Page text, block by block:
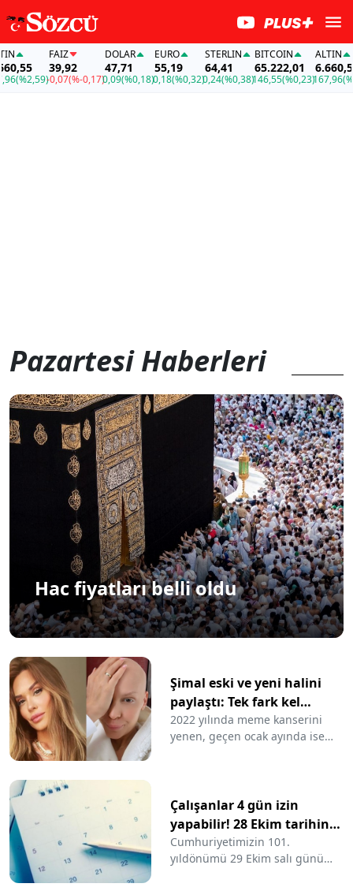
FAİZ
39,92
-0,07(%-0,17)
DOLAR
47,71
0,09(%0,18)
EURO
55,19
0,18(%0,32)
STERLIN
64,41
0,24(%0,38)
BITCOIN
65.222,01
146,55(%0,23)
ALTIN
6.660,55
167,96(%2,59)-
Pazartesi Haberleri
Hac fiyatları belli oldu
Şimal eski ve yeni halini
paylaştı: Tek fark kel
olmam
2022 yılında meme kanserini
yenen, geçen ocak ayında ise
yine yakaladı beni" diyerek
hastalığının metastaz yaptığını
açıklamıştı. Tedavi gören şarkıcı,
Instagram hesabından eski ve
yeni halini paylaştı.
Çalışanlar 4 gün izin
yapabilir! 28 Ekim tarihine
dikkat
Cumhuriyetimizin 101.
yıldönümü 29 Ekim salı günü